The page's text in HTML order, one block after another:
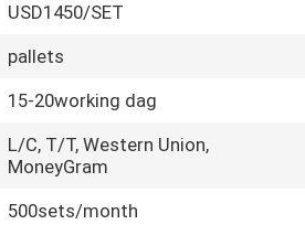
USD1450/SET
pallets
15-20working dag
L/C, T/T, Western Union,
MoneyGram
500sets/month